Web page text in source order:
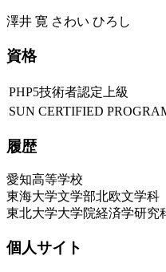
澤井 寛 さわい ひろし
資格
PHP5技術者認定上級
SUN CERTIFIED
履歴
愛知高等学校
東海大学文学部北欧文学科
東北大学大学院経済学研究
個人サイト